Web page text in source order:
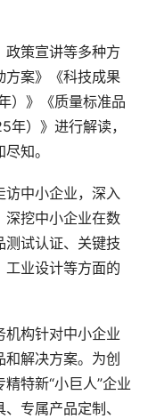
政策宣讲等多种方
方案》《科技成果
）》《质量标准品
）》进行解读，
知。
访中小企业，深入
深挖中小企业在数
测试认证、关键技
工业设计等方面的
机构针对中小企业
解决方案。为创
特新“小巨人”企业
专属产品定制、